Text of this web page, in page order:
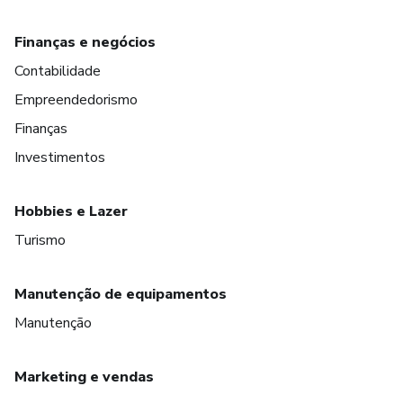
Finanças e negócios
Contabilidade
Empreendedorismo
Finanças
Investimentos
Hobbies e Lazer
Turismo
Manutenção de equipamentos
Manutenção
Marketing e vendas